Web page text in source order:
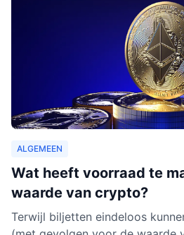
ALGEMEEN
Wat heeft voorraad te
waarde van crypto?
Terwijl biljetten eindeloos